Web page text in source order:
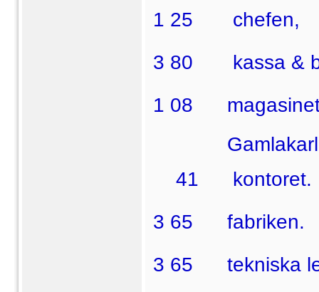
1 25
 chefen,
3 80
 kassa
1 08 
41  kontoret.
3 65  fabriken.
3 65  tekniska